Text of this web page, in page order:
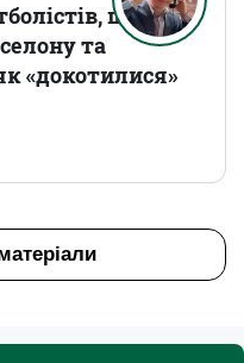
що
та
«докотилися»